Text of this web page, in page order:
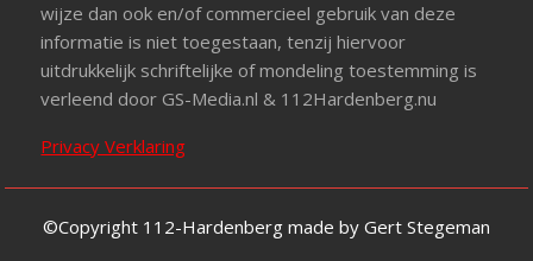
wijze dan ook en/of commercieel gebruik van deze
informatie is niet toegestaan, tenzij hiervoor
uitdrukkelijk schriftelijke of mondeling toestemming is
verleend door GS-Media.nl & 112Hardenberg.nu
Privacy Verklaring
©Copyright 112-Hardenberg made by Gert Stegeman